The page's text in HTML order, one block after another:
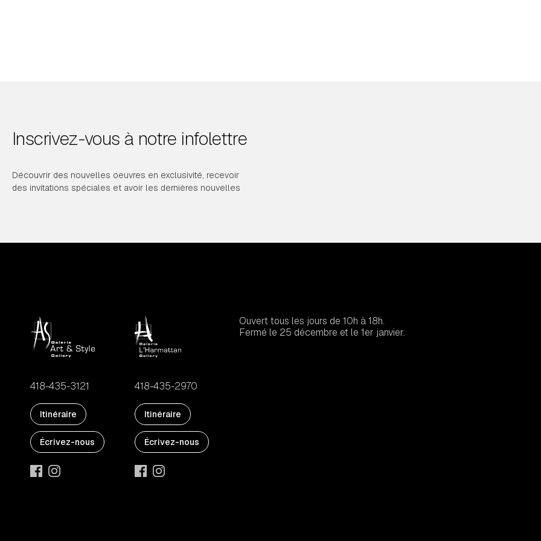
Inscrivez-vous à notre infolettre
Découvrir des nouvelles oeuvres en exclusivité, recevoir
des invitations spéciales et avoir les dernières nouvelles
418-435-3121
Itinéraire
Écrivez-nous
418-435-2970
Itinéraire
Écrivez-nous
Ouvert tous les jours de 10h à 18h.
Fermé le 25 décembre et le 1er janvier.